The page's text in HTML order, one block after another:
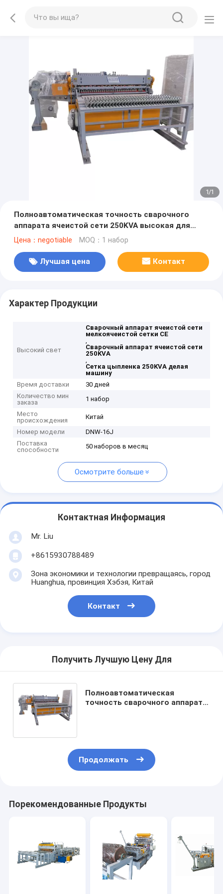
1/1
Полноавтоматическая точность сварочного
аппарата ячеистой сети 250KVA высокая для
цыпленка
Цена：negotiable MOQ：1 набор
Лучшая цена Контакт
Характер Продукции
Высокий свет
Сварочный аппарат ячеистой сети
мелкоячеистой сетки CE
,
Сварочный аппарат ячеистой сети
250KVA
,
Сетка цыпленка 250KVA делая
машину
Время доставки
30 дней
Количество мин
заказа
1 набор
Место
происхождения
Китай
Номер модели
DNW-16J
Поставка
способности
50 наборов в месяц
Осмотрите больше
Контактная Информация
Mr. Liu
+8615930788489
Зона экономики и технологии превращаясь, город
Huanghua, провинция Хэбэя, Китай
Контакт
Получить Лучшую Цену Для
Полноавтоматическая
точность сварочного аппарата
Продолжать
Порекомендованные Продукты